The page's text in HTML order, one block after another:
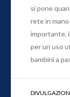
si pone
rete in
importante,
per un uso
bambini a